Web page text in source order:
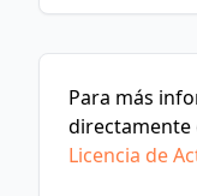
Para más
directamente
Licencia de